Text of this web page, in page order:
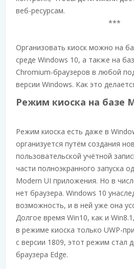
веб-ресурсам.
***
Организовать киоск можно на
среде Windows 10, а также на
Chromium-браузеров в любой
версии Windows. Как это
Режим киоска на базе
Режим киоска есть даже в
организуется путём создания
пользовательской учётной
части полноэкранного запуска
Modern UI приложения. Но в
нет браузера. Windows 10
возможность, и в ней уже она
Долгое время Win10, как и
в режиме киоска только UWP-
с версии 1809, этот режим стал
браузера Edge.